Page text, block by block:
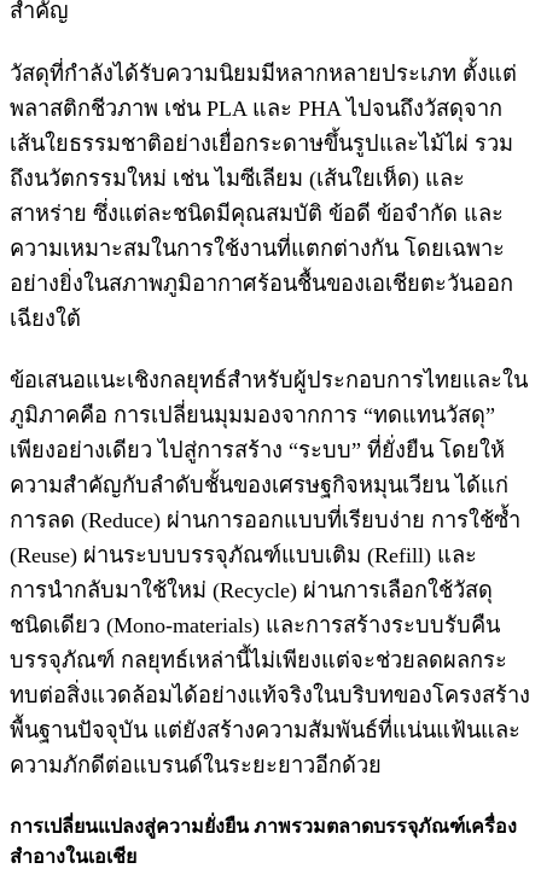
สำคัญ
วัสดุที่กำลังได้รับความนิยมมีหลากหลายประเภท ตั้งแต่
พลาสติกชีวภาพ เช่น PLA และ PHA ไปจนถึงวัสดุจาก
เส้นใยธรรมชาติอย่างเยื่อกระดาษขึ้นรูปและไม้ไผ่ รวม
ถึงนวัตกรรมใหม่ เช่น ไมซีเลียม (เส้นใยเห็ด) และ
สาหร่าย ซึ่งแต่ละชนิดมีคุณสมบัติ ข้อดี ข้อจำกัด และ
ความเหมาะสมในการใช้งานที่แตกต่างกัน โดยเฉพาะ
อย่างยิ่งในสภาพภูมิอากาศร้อนชื้นของเอเชียตะวันออก
เฉียงใต้
ข้อเสนอแนะเชิงกลยุทธ์สำหรับผู้ประกอบการไทยและใน
ภูมิภาคคือ การเปลี่ยนมุมมองจากการ “ทดแทนวัสดุ”
เพียงอย่างเดียว ไปสู่การสร้าง “ระบบ” ที่ยั่งยืน โดยให้
ความสำคัญกับลำดับชั้นของเศรษฐกิจหมุนเวียน ได้แก่
การลด (Reduce) ผ่านการออกแบบที่เรียบง่าย การใช้ซ้ำ
(Reuse) ผ่านระบบบรรจุภัณฑ์แบบเติม (Refill) และ
การนำกลับมาใช้ใหม่ (Recycle) ผ่านการเลือกใช้วัสดุ
ชนิดเดียว (Mono-materials) และการสร้างระบบรับคืน
บรรจุภัณฑ์ กลยุทธ์เหล่านี้ไม่เพียงแต่จะช่วยลดผลกระ
ทบต่อสิ่งแวดล้อมได้อย่างแท้จริงในบริบทของโครงสร้าง
พื้นฐานปัจจุบัน แต่ยังสร้างความสัมพันธ์ที่แน่นแฟ้นและ
ความภักดีต่อแบรนด์ในระยะยาวอีกด้วย
การเปลี่ยนแปลงสู่ความยั่งยืน ภาพรวมตลาดบรรจุภัณฑ์เครื่อง
สำอางในเอเชีย